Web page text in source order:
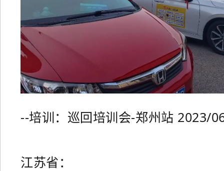
--培训：巡回培训会-郑州站 2023/
江苏省：